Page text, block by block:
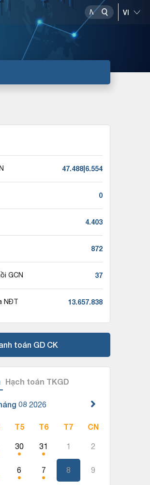
47.488|6.554
0
4.403
872
GCN 37
NĐT 13.657.838
toán GD CK
Hạch toán TKGD
08 2026
T5 T6 T7 CN
30 31 1 2
6 7 8 9